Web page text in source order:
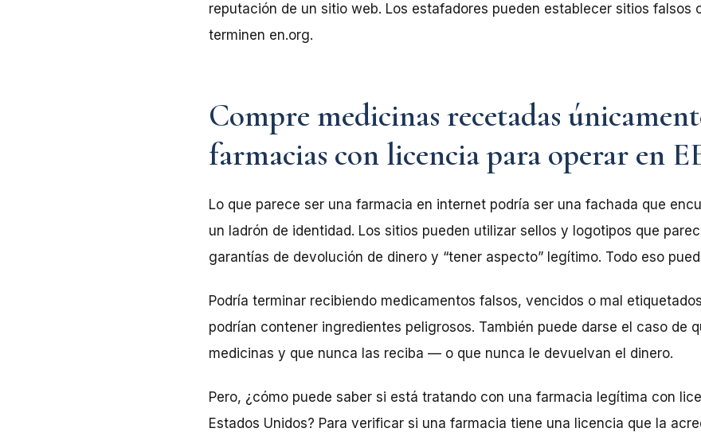
reputación de un sitio web. Los estafadores pueden establecer sitios falsos
terminen en.org.
Compre medicinas recetadas
farmacias con licencia para operar en
Lo que parece ser una farmacia en internet podría ser una fachada que
un ladrón de identidad. Los sitios pueden utilizar sellos y logotipos que
garantías de devolución de dinero y “tener aspecto” legítimo. Todo eso
Podría terminar recibiendo medicamentos falsos, vencidos o mal
podrían contener ingredientes peligrosos. También puede darse el caso de
medicinas y que nunca las reciba — o que nunca le devuelvan el dinero.
Pero, ¿cómo puede saber si está tratando con una farmacia legítima con
Estados Unidos? Para verificar si una farmacia tiene una licencia que la